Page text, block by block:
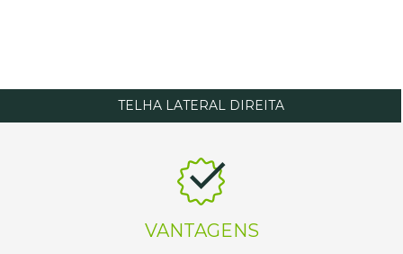
TELHA LATERAL DIREITA
VANTAGENS